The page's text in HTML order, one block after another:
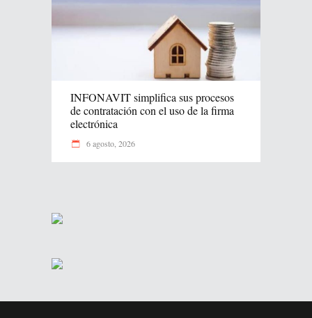
INFONAVIT simplifica sus procesos
de contratación con el uso de la firma
electrónica
6 agosto, 2026